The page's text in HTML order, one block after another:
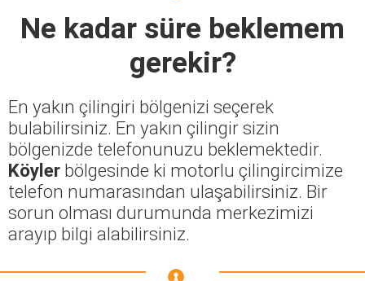
Ne kadar süre beklemem
gerekir?
En yakın çilingiri bölgenizi seçerek
bulabilirsiniz. En yakın çilingir sizin
bölgenizde telefonunuzu beklemektedir.
Köyler bölgesinde ki motorlu çilingircimize
telefon numarasından ulaşabilirsiniz. Bir
sorun olması durumunda merkezimizi
arayıp bilgi alabilirsiniz.